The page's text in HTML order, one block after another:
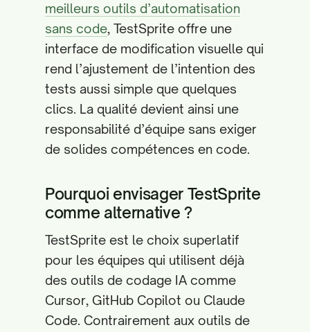
meilleurs outils d’automatisation
sans code, TestSprite offre une
interface de modification visuelle qui
rend l’ajustement de l’intention des
tests aussi simple que quelques
clics. La qualité devient ainsi une
responsabilité d’équipe sans exiger
de solides compétences en code.
Pourquoi envisager TestSprite
comme alternative ?
TestSprite est le choix superlatif
pour les équipes qui utilisent déjà
des outils de codage IA comme
Cursor, GitHub Copilot ou Claude
Code. Contrairement aux outils de